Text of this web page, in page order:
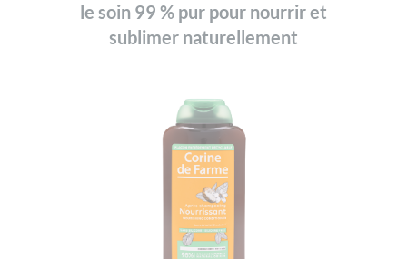
le soin 99 % pur pour nourrir et
sublimer naturellement